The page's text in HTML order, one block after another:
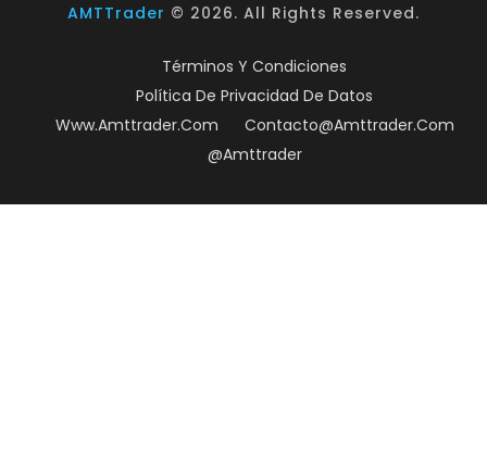
AMTTrader © 2026. All Rights Reserved.
Términos Y Condiciones
Política De Privacidad De Datos
Www.amttrader.com
Contacto@amttrader.com
@amttrader